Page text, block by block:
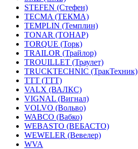
STEFEN (Стефен)
TECMA (ТЕКМА)
TEMPLIN (Темплин)
TONAR (ТОНАР)
TORQUE (Торк)
TRAILOR (Трайлор)
TROUILLET (Траулет)
TRUCKTECHNIC (ТракТехник)
TTT (ТТТ)
VALX (ВАЛКС)
VIGNAL (Вигнал)
VOLVO (Вольво)
WABCO (Вабко)
WEBASTO (ВЕБАСТО)
WEWELER (Вевелер)
WVA